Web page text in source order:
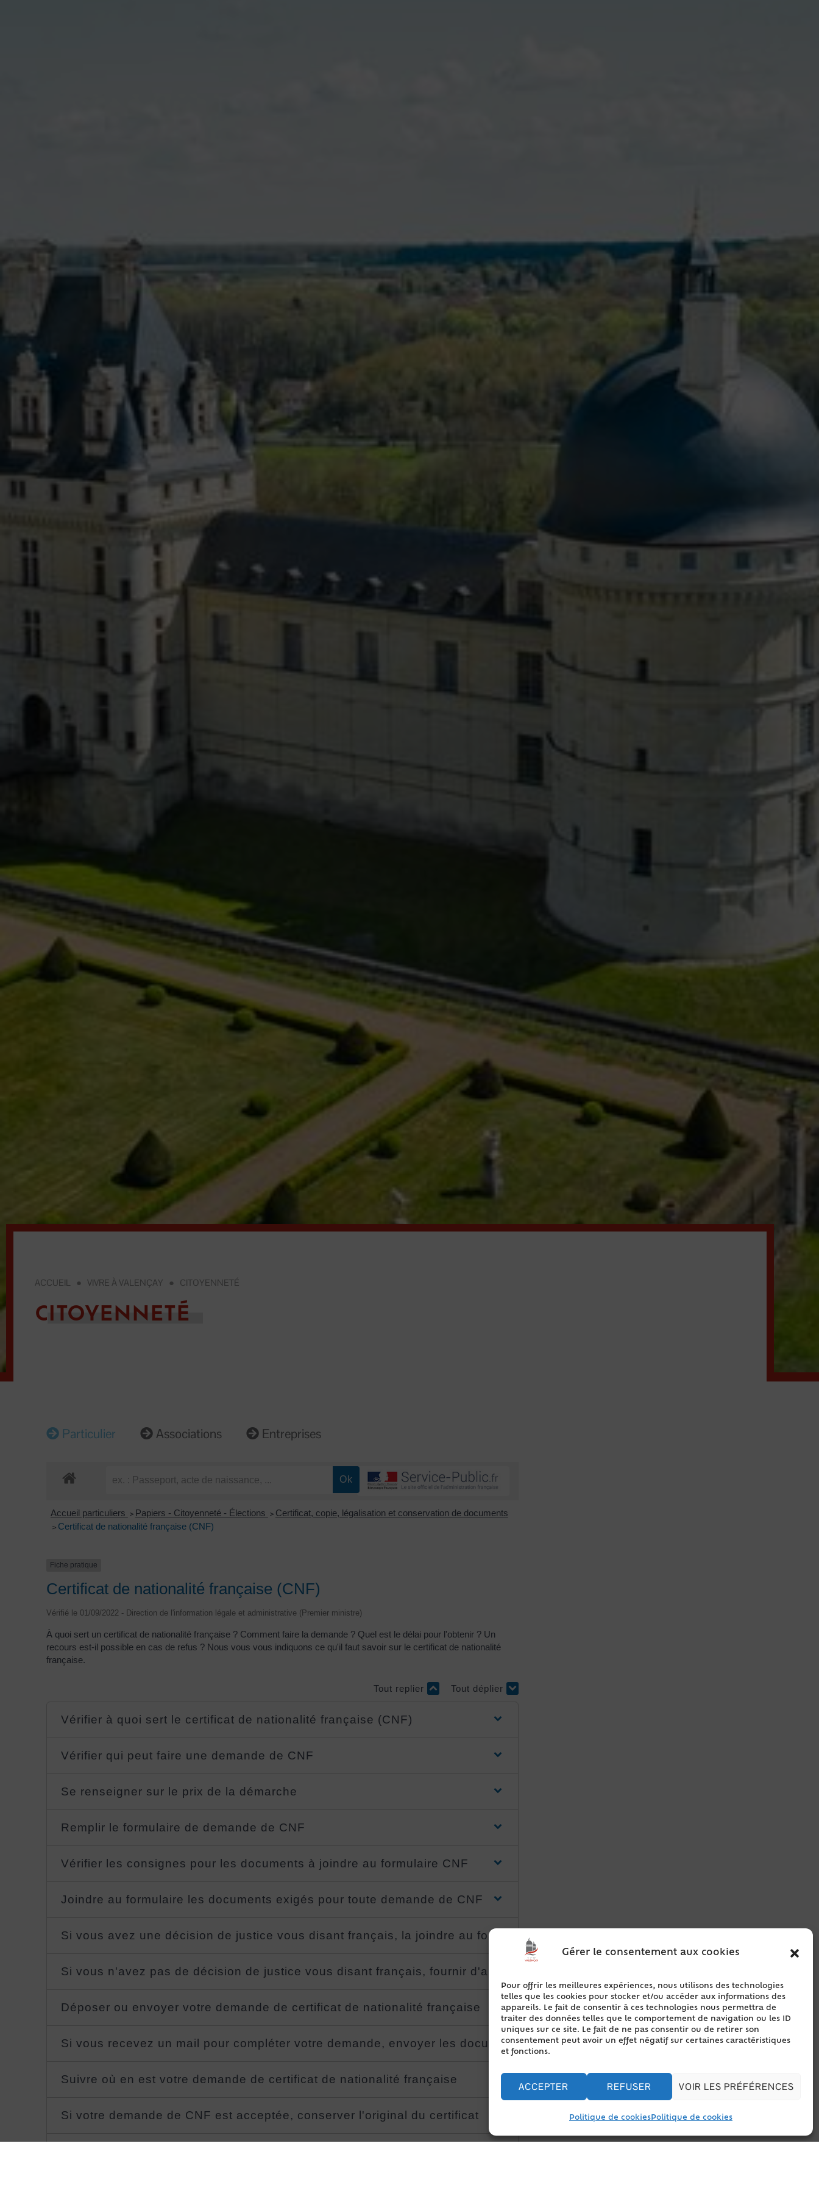
Gérer le consentement aux cookies
Pour offrir les meilleures expériences, nous utilisons des technologies
telles que les cookies pour stocker et/ou accéder aux informations des
appareils. Le fait de consentir à ces technologies nous permettra de
traiter des données telles que le comportement de navigation ou les ID
uniques sur ce site. Le fait de ne pas consentir ou de retirer son
consentement peut avoir un effet négatif sur certaines caractéristiques
et fonctions.
ACCEPTER REFUSER VOIR LES PRÉFÉRENCES
Politique de cookiesPolitique de cookies
ACCUEIL ● VIVRE À VALENÇAY ● CITOYENNETÉ
CITOYENNETÉ
Particulier Associations Entreprises
Accueil particuliers > Papiers - Citoyenneté - Élections > Certificat, copie, légalisation et conservation de documents
> Certificat de nationalité française (CNF)
Fiche pratique
Certificat de nationalité française (CNF)
Vérifié le 01/09/2022 - Direction de l'information légale et administrative (Premier ministre)
À quoi sert un certificat de nationalité française ? Comment faire la demande ? Quel est le délai pour l'obtenir ? Un
recours est-il possible en cas de refus ? Nous vous vous indiquons ce qu'il faut savoir sur le certificat de nationalité
française.
Tout replier Tout déplier
Vérifier à quoi sert le certificat de nationalité française (CNF)
Vérifier qui peut faire une demande de CNF
Se renseigner sur le prix de la démarche
Remplir le formulaire de demande de CNF
Vérifier les consignes pour les documents à joindre au formulaire CNF
Joindre au formulaire les documents exigés pour toute demande de CNF
Si vous avez une décision de justice vous disant français, la joindre au formulaire
Si vous n'avez pas de décision de justice vous disant français, fournir d'autres documents
Déposer ou envoyer votre demande de certificat de nationalité française
Si vous recevez un mail pour compléter votre demande, envoyer les documents dans les délais
Suivre où en est votre demande de certificat de nationalité française
Si votre demande de CNF est acceptée, conserver l'original du certificat